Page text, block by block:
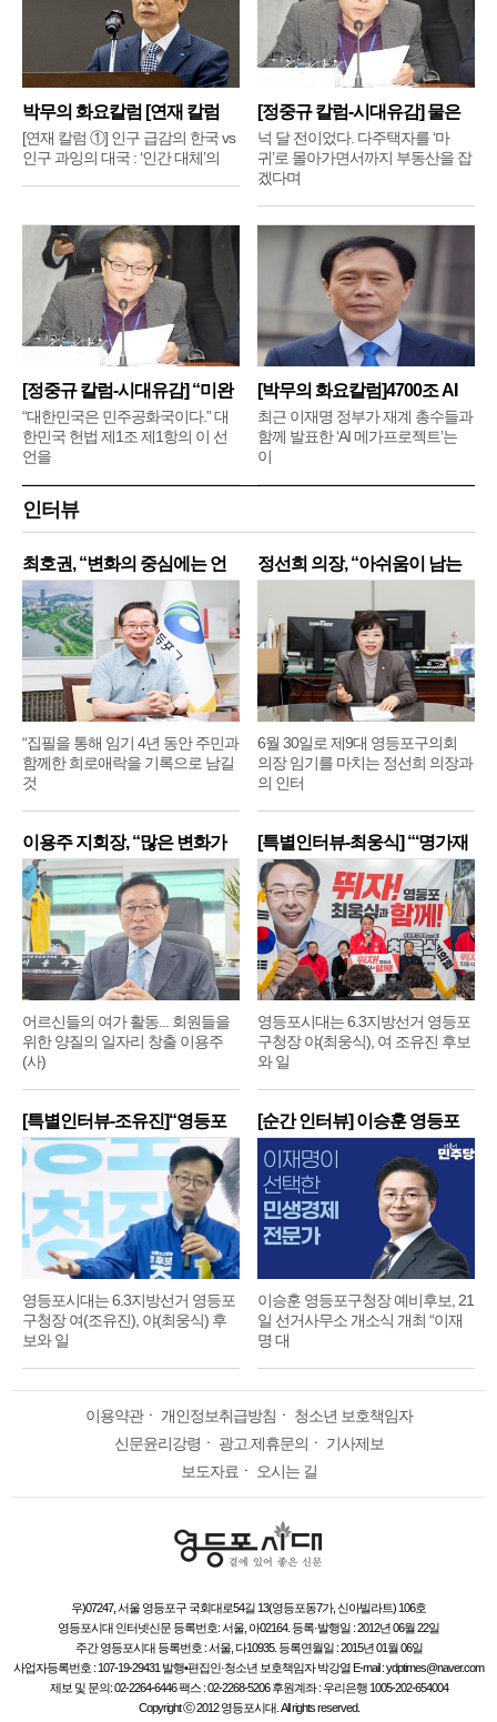
박무의 화요칼럼 [연재 칼럼
①]
[연재 칼럼 ①] 인구 급감의 한국 vs
인구 과잉의 대국 : ‘인간 대체’의
[정중규 칼럼-시대유감] 물은
배
넉 달 전이었다. 다주택자를 ‘마
귀’로 몰아가면서까지 부동산을 잡
겠다며
[정중규 칼럼-시대유감] “미완
“대한민국은 민주공화국이다.” 대
한민국 헌법 제1조 제1항의 이 선
언을
[박무의 화요칼럼]4700조 AI
메
최근 이재명 정부가 재계 총수들과
함께 발표한 ‘AI 메가프로젝트’는
이
인터뷰
최호권, “변화의 중심에는 언
제
“집필을 통해 임기 4년 동안 주민과
함께한 희로애락을 기록으로 남길
것
정선희 의장, “아쉬움이 남는
6월 30일로 제9대 영등포구의회
의장 임기를 마치는 정선희 의장과
의 인터
이용주 지회장, “많은 변화가
어르신들의 여가 활동... 회원들을
위한 양질의 일자리 창출 이용주
(사)
[특별인터뷰-최웅식] “‘명가재
영등포시대는 6.3지방선거 영등포
구청장 야(최웅식), 여 조유진 후보
와 일
[특별인터뷰-조유진]“영등포
구
영등포시대는 6.3지방선거 영등포
구청장 여(조유진), 야(최웅식) 후
보와 일
[순간 인터뷰] 이승훈 영등포
구
이승훈 영등포구청장 예비후보, 21
일 선거사무소 개소식 개최 “이재
명 대
이용약관ㆍ 개인정보취급방침 ㆍ 청소년 보호책임자
신문윤리강령 ㆍ 광고.제휴문의 ㆍ 기사제보
보도자료ㆍ 오시는 길
우)07247, 서울 영등포구 국회대로54길 13(영등포동7가, 신아빌라트) 106호
영등포시대 인터넷신문 등록번호: 서울, 아02164. 등록·발행일 : 2012년 06월 22일
주간 영등포시대 등록번호 : 서울, 다10935. 등록연월일 : 2015년 01월 06일
사업자등록번호 : 107-19-29431 발행•편집인·청소년 보호책임자 박강열 E-mail : ydptimes@naver.com
제보 및 문의: 02-2264-6446 팩스 : 02-2268-5206 후원계좌 : 우리은행 1005-202-654004
Copyright ⓒ 2012 영등포시대. All rights reserved.